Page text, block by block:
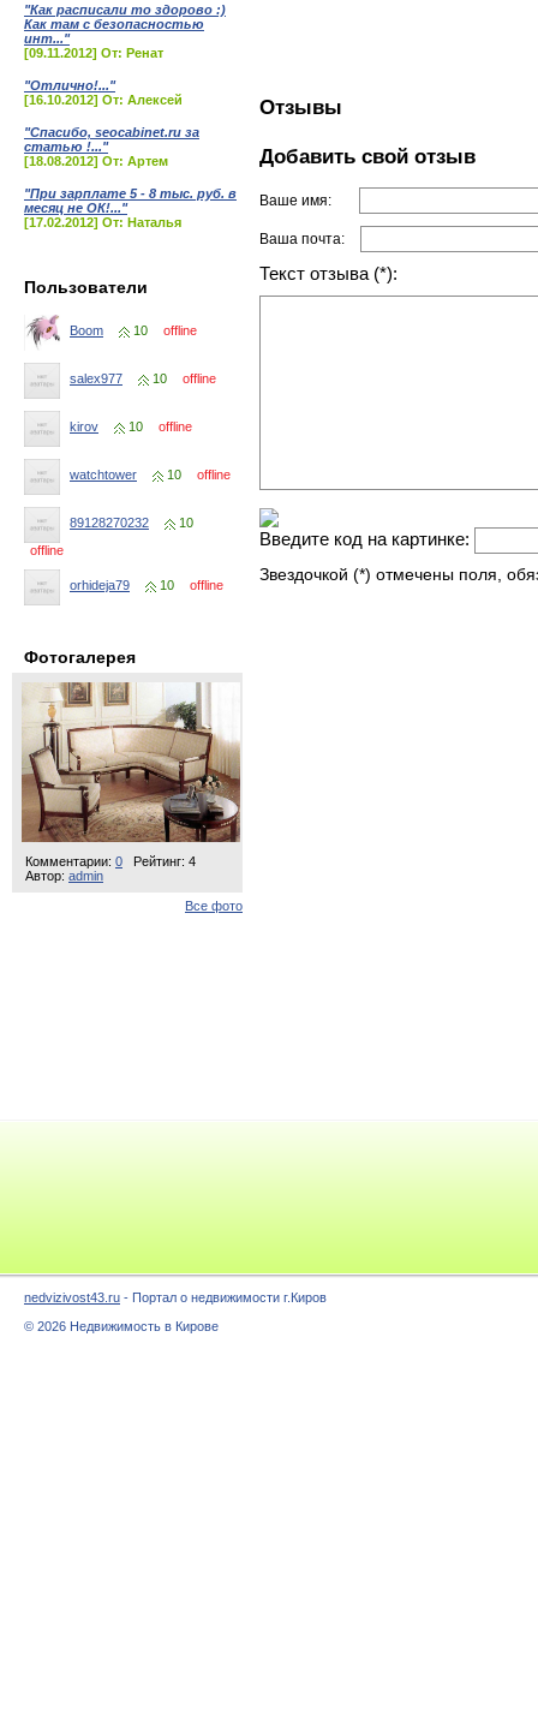
"Как расписали то здорово :)
Как там с безопасностью
инт..."
[09.11.2012] От: Ренат
"Отлично!..."
[16.10.2012] От: Алексей
"Спасибо, seocabinet.ru за
статью !..."
[18.08.2012] От: Артем
"При зарплате 5 - 8 тыс. руб. в
месяц не ОК!..."
[17.02.2012] От: Наталья
Пользователи
Boom 10 offline
salex977 10 offline
kirov 10 offline
watchtower 10 offline
89128270232
10
offline
orhideja79 10 offline
Фотогалерея
Комментарии: 0
Рейтинг: 4
Автор: admin
Все фото
Отзывы
Добавить свой отзыв
Ваше имя:
Ваша почта:
Текст отзыва (*):
Введите код на картинке:
Звездочкой (*) отмечены поля,
nedvizivost43.ru - Портал о недвижимости г.Киров
© 2026 Недвижимость в Кирове